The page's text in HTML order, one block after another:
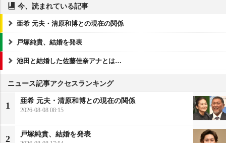
今、読まれている記事
亜希 元夫・清原和博との現在の関係
戸塚純貴、結婚を発表
池田と結婚した佐藤佳奈アナとは…
ニュース記事アクセスランキング
1
亜希 元夫・清原和博との現在の関係
2026-08-08 08:15
2
戸塚純貴、結婚を発表